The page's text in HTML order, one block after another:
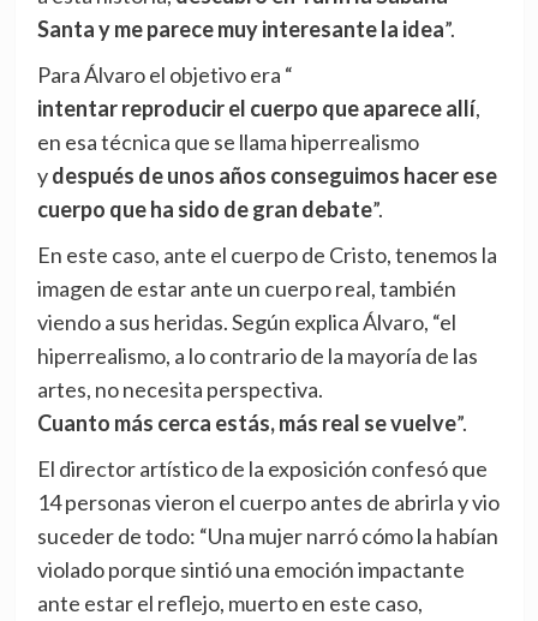
Santa y me parece muy interesante la idea”.
Para Álvaro el objetivo era “
intentar reproducir el cuerpo que aparece allí,
en esa técnica que se llama hiperrealismo
ydespués de unos años conseguimos hacer ese
cuerpo que ha sido de gran debate”.
En este caso, ante el cuerpo de Cristo, tenemos la
imagen de estar ante un cuerpo real, también
viendo a sus heridas. Según explica Álvaro, “el
hiperrealismo, a lo contrario de la mayoría de las
artes, no necesita perspectiva.
Cuanto más cerca estás, más real se vuelve”.
El director artístico de la exposición confesó que
14 personas vieron el cuerpo antes de abrirla y vio
suceder de todo: “Una mujer narró cómo la habían
violado porque sintió una emoción impactante
ante estar el reflejo, muerto en este caso,